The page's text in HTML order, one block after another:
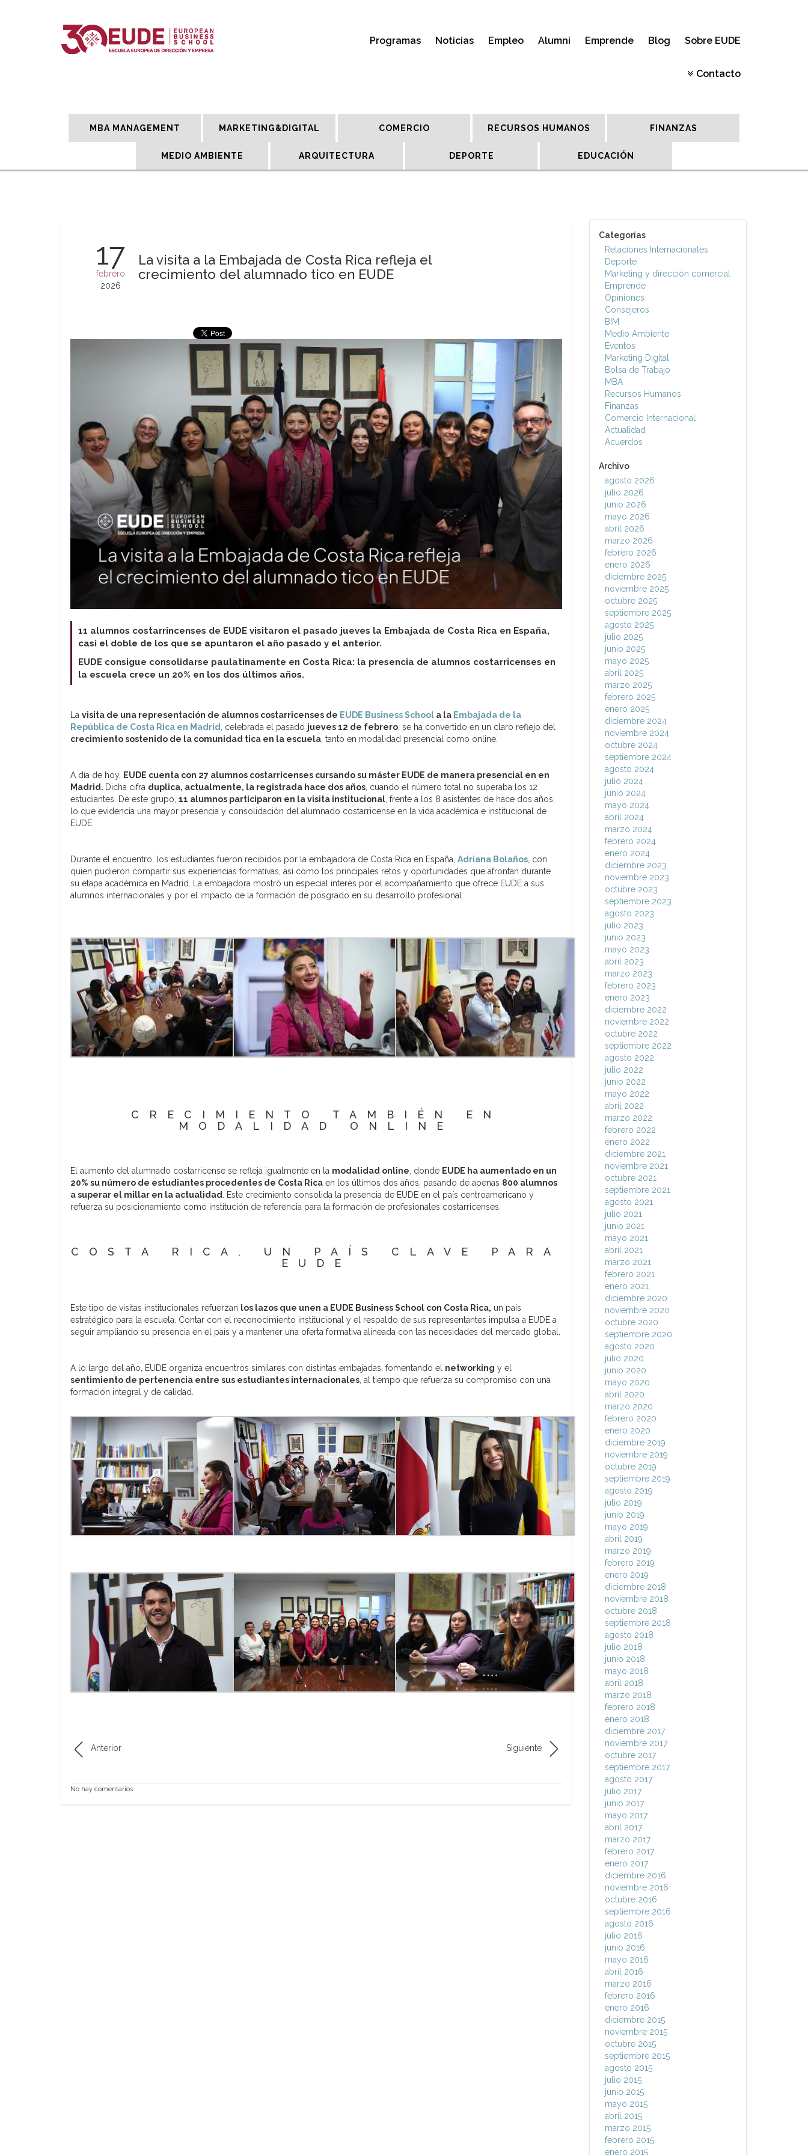
Programas Noticias Empleo Alumni Emprende Blog Sobre EUDE
Contacto
MBA MANAGEMENT MARKETING&DIGITAL COMERCIO RECURSOS HUMANOS FINANZAS
MEDIO AMBIENTE ARQUITECTURA DEPORTE EDUCACIÓN
17
febrero
2026
La visita a la Embajada de Costa Rica refleja el
crecimiento del alumnado tico en EUDE
11 alumnos costarrincenses de EUDE visitaron el pasado jueves la Embajada de Costa Rica en España,
casi el doble de los que se apuntaron el año pasado y el anterior.
EUDE consigue consolidarse paulatinamente en Costa Rica: la presencia de alumnos costarricenses en
la escuela crece un 20% en los dos últimos años.
La visita de una representación de alumnos costarricenses de EUDE Business School a la Embajada de la
República de Costa Rica en Madrid
, celebrada el pasado jueves 12 de febrero , se ha convertido en un claro reflejo del
crecimiento sostenido de la comunidad tica en la escuela , tanto en modalidad presencial como online.
A día de hoy, EUDE cuenta con 27 alumnos costarricenses cursando su máster EUDE de manera presencial en en
Madrid. Dicha cifra duplica, actualmente, la registrada hace dos años , cuando el número total no superaba los 12
estudiantes. De este grupo, 11 alumnos participaron en la visita institucional , frente a los 8 asistentes de hace dos años,
lo que evidencia una mayor presencia y consolidación del alumnado costarricense en la vida académica e institucional de
EUDE.
Durante el encuentro, los estudiantes fueron recibidos por la embajadora de Costa Rica en España, Adriana Bolaños , con
quien pudieron compartir sus experiencias formativas, así como los principales retos y oportunidades que afrontan durante
su etapa académica en Madrid. La embajadora mostró un especial interés por el acompañamiento que ofrece EUDE a sus
alumnos internacionales y por el impacto de la formación de posgrado en su desarrollo profesional.
CRECIMIENTO TAMBIÉN EN
MODALIDAD ONLINE
El aumento del alumnado costarricense se refleja igualmente en la modalidad online , donde EUDE ha aumentado en un
20% su número de estudiantes procedentes de Costa Rica en los últimos dos años, pasando de apenas 800 alumnos
a superar el millar en la actualidad
. Este crecimiento consolida la presencia de EUDE en el país centroamericano y
refuerza su posicionamiento como institución de referencia para la formación de profesionales costarricenses.
COSTA RICA, UN PAÍS CLAVE PARA
EUDE
Este tipo de visitas institucionales refuerzan los lazos que unen a EUDE Business School con Costa Rica, un país
estratégico para la escuela. Contar con el reconocimiento institucional y el respaldo de sus representantes impulsa a EUDE a
seguir ampliando su presencia en el país y a mantener una oferta formativa alineada con las necesidades del mercado global.
A lo largo del año, EUDE organiza encuentros similares con distintas embajadas, fomentando el networking y el
sentimiento de pertenencia entre sus estudiantes internacionales , al tiempo que refuerza su compromiso con una
formación integral y de calidad.
Anterior Siguiente
No hay comentarios
Categorías
Relaciones Internacionales
Deporte
Marketing y dirección comercial
Emprende
Opiniones
Consejeros
BIM
Medio Ambiente
Eventos
Marketing Digital
Bolsa de Trabajo
MBA
Recursos Humanos
Finanzas
Comercio Internacional
Actualidad
Acuerdos
Archivo
agosto 2026
julio 2026
junio 2026
mayo 2026
abril 2026
marzo 2026
febrero 2026
enero 2026
diciembre 2025
noviembre 2025
octubre 2025
septiembre 2025
agosto 2025
julio 2025
junio 2025
mayo 2025
abril 2025
marzo 2025
febrero 2025
enero 2025
diciembre 2024
noviembre 2024
octubre 2024
septiembre 2024
agosto 2024
julio 2024
junio 2024
mayo 2024
abril 2024
marzo 2024
febrero 2024
enero 2024
diciembre 2023
noviembre 2023
octubre 2023
septiembre 2023
agosto 2023
julio 2023
junio 2023
mayo 2023
abril 2023
marzo 2023
febrero 2023
enero 2023
diciembre 2022
noviembre 2022
octubre 2022
septiembre 2022
agosto 2022
julio 2022
junio 2022
mayo 2022
abril 2022
marzo 2022
febrero 2022
enero 2022
diciembre 2021
noviembre 2021
octubre 2021
septiembre 2021
agosto 2021
julio 2021
junio 2021
mayo 2021
abril 2021
marzo 2021
febrero 2021
enero 2021
diciembre 2020
noviembre 2020
octubre 2020
septiembre 2020
agosto 2020
julio 2020
junio 2020
mayo 2020
abril 2020
marzo 2020
febrero 2020
enero 2020
diciembre 2019
noviembre 2019
octubre 2019
septiembre 2019
agosto 2019
julio 2019
junio 2019
mayo 2019
abril 2019
marzo 2019
febrero 2019
enero 2019
diciembre 2018
noviembre 2018
octubre 2018
septiembre 2018
agosto 2018
julio 2018
junio 2018
mayo 2018
abril 2018
marzo 2018
febrero 2018
enero 2018
diciembre 2017
noviembre 2017
octubre 2017
septiembre 2017
agosto 2017
julio 2017
junio 2017
mayo 2017
abril 2017
marzo 2017
febrero 2017
enero 2017
diciembre 2016
noviembre 2016
octubre 2016
septiembre 2016
agosto 2016
julio 2016
junio 2016
mayo 2016
abril 2016
marzo 2016
febrero 2016
enero 2016
diciembre 2015
noviembre 2015
octubre 2015
septiembre 2015
agosto 2015
julio 2015
junio 2015
mayo 2015
abril 2015
marzo 2015
febrero 2015
enero 2015